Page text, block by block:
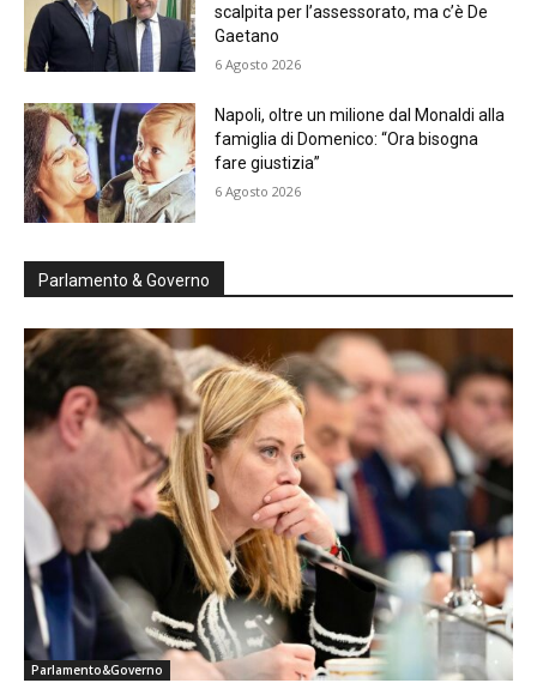
scalpita per l’assessorato, ma c’è De
Gaetano
6 Agosto 2026
Napoli, oltre un milione dal Monaldi alla
famiglia di Domenico: “Ora bisogna
fare giustizia”
6 Agosto 2026
Parlamento & Governo
Parlamento&Governo